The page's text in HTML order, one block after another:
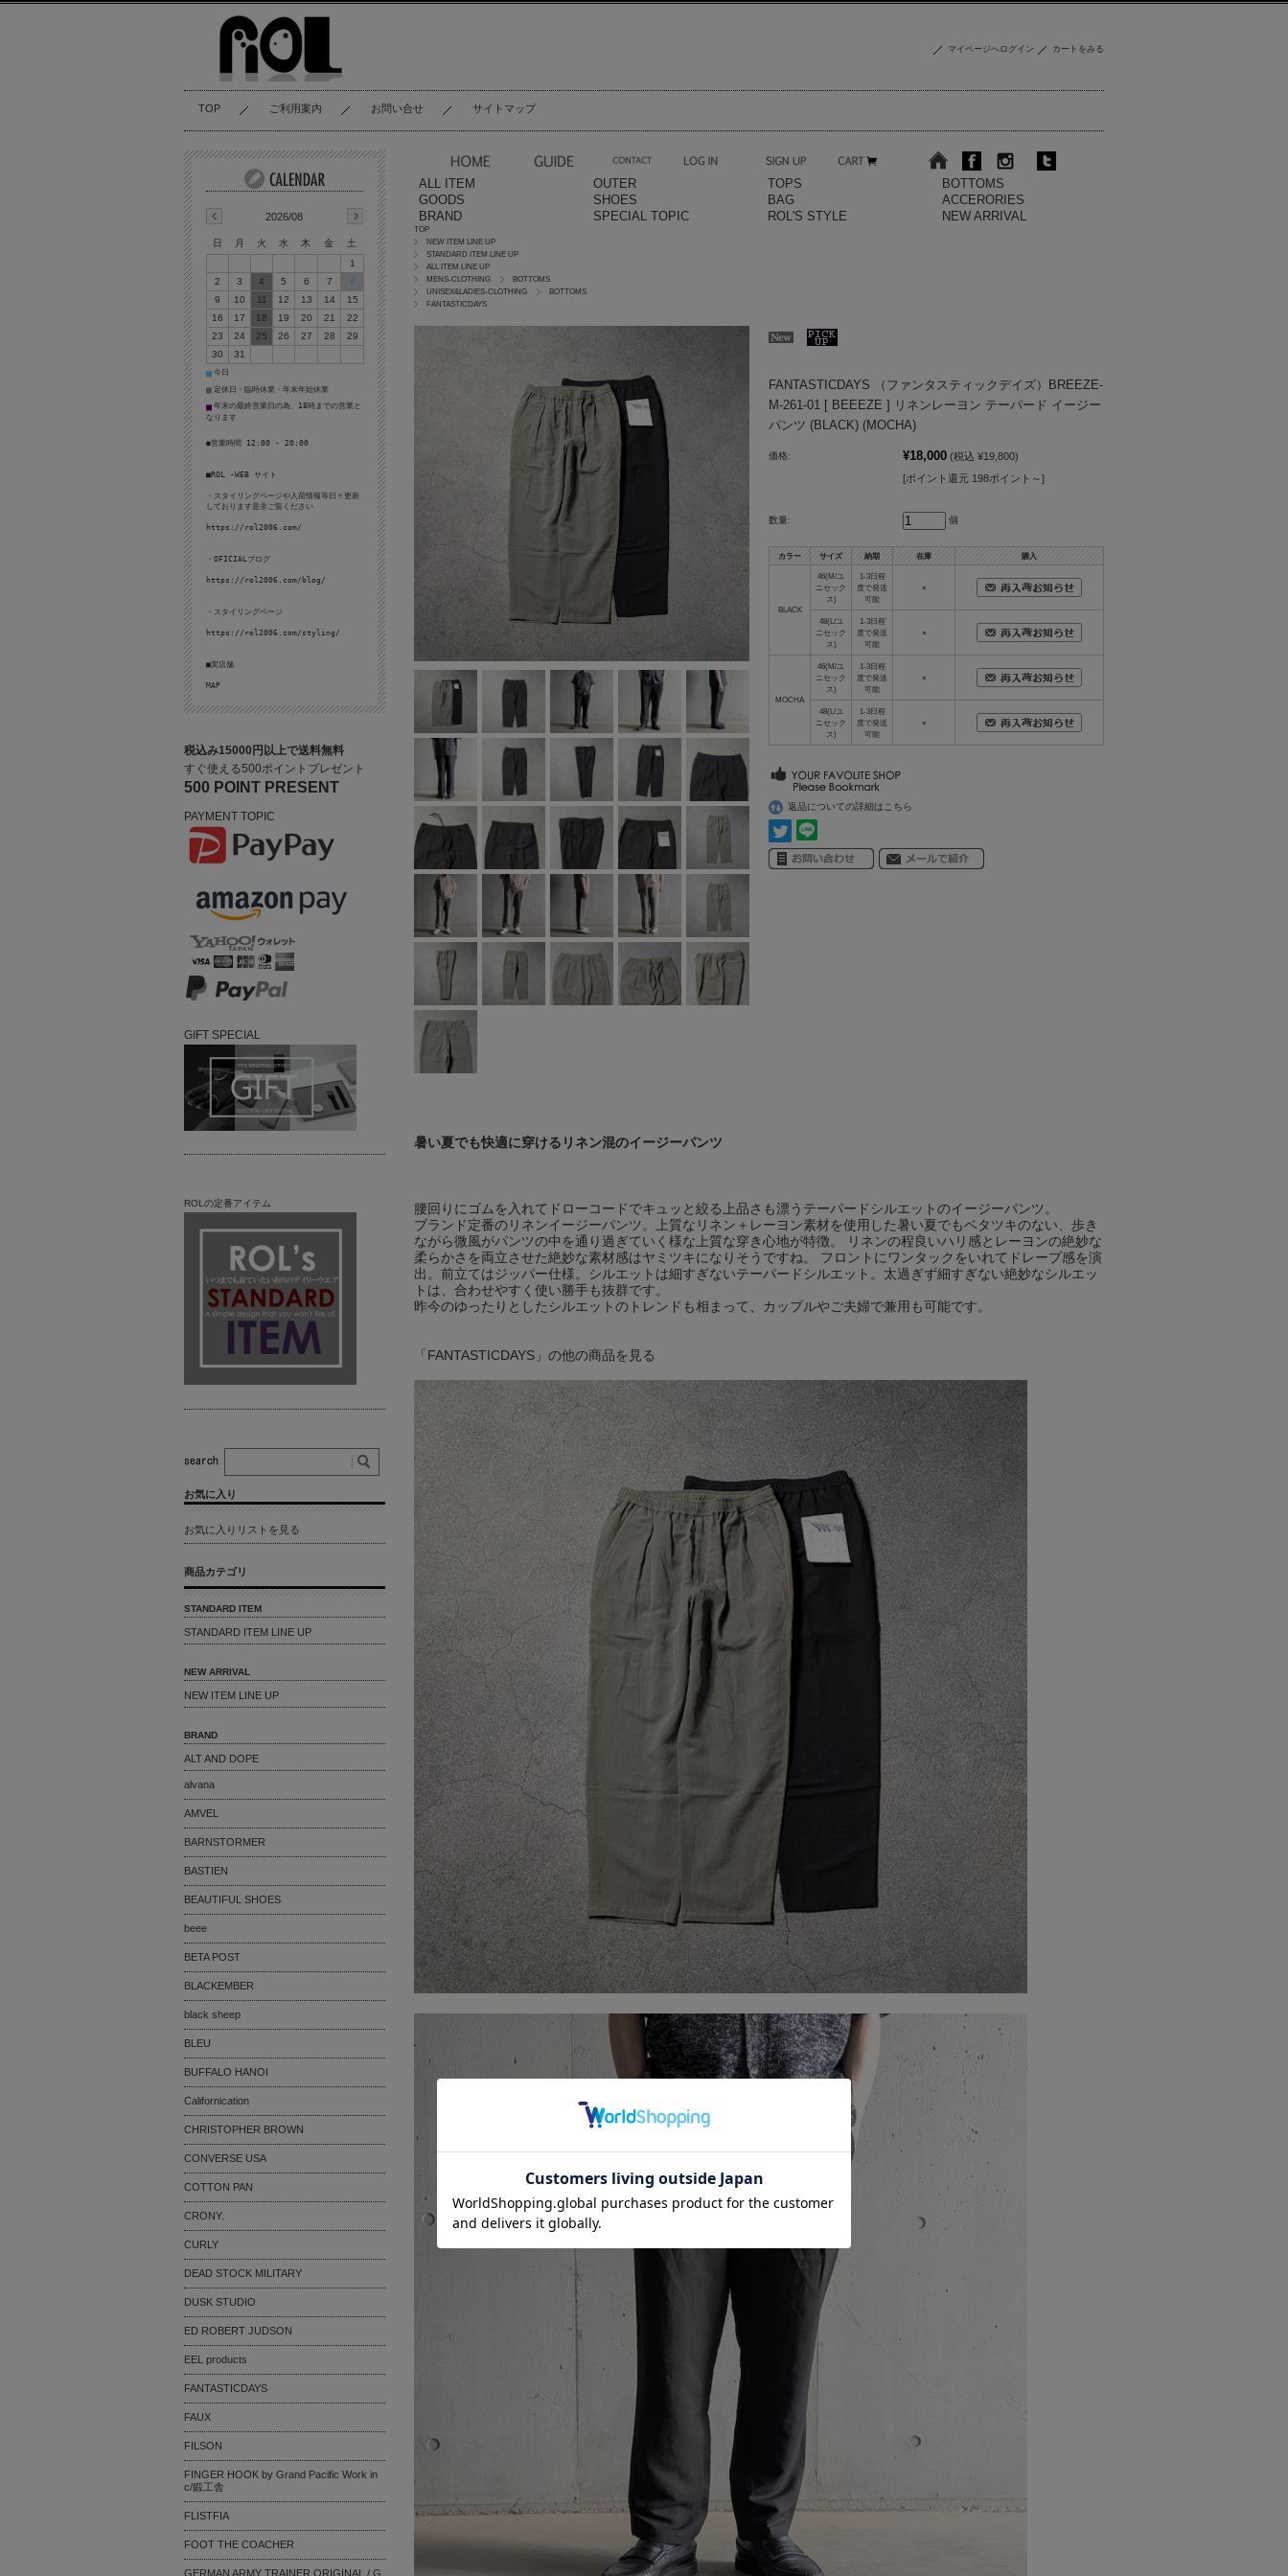
マイページへログイン カートをみる
TOP ご利用案内 お問い合せ サイトマップ
ALL ITEM OUTER TOPS
BOTTOMS
GOODS
SHOES BAG
ACCERORIES
BRAND
SPECIAL TOPIC ROL'S STYLE NEW ARRIVAL
TOP
NEW ITEM LINE UP
STANDARD ITEM LINE UP
ALL ITEM LINE UP
MENS-CLOTHING
BOTTOMS
UNISEX&LADIES-CLOTHING
BOTTOMS
FANTASTICDAYS
FANTASTICDAYS （ファンタスティックデイズ）BREEZE-
M-261-01 [ BEEEZE ] リネンレーヨン テーパード イージー
パンツ (BLACK) (MOCHA)
価格: ¥18,000 (税込 ¥19,800)
[ポイント還元 198ポイント～]
数量: 個
カラー サイズ 納期 在庫 購入
BLACK
46(M/ユ
ニセック
ス)
1-3日程
度で発送
可能
×
48(L/ユ
ニセック
ス)
1-3日程
度で発送
可能
×
MOCHA
46(M/ユ
ニセック
ス)
1-3日程
度で発送
可能
×
48(L/ユ
ニセック
ス)
1-3日程
度で発送
可能
×
返品についての詳細はこちら
暑い夏でも快適に穿けるリネン混のイージーパンツ
腰回りにゴムを入れてドローコードでキュッと絞る上品さも漂うテーパードシルエットのイージーパンツ。
ブランド定番のリネンイージーパンツ。上質なリネン＋レーヨン素材を使用した暑い夏でもベタツキのない、歩き
ながら微風がパンツの中を通り過ぎていく様な上質な穿き心地が特徴。 リネンの程良いハリ感とレーヨンの絶妙な
柔らかさを両立させた絶妙な素材感はヤミツキになりそうですね。 フロントにワンタックをいれてドレープ感を演
出。前立てはジッパー仕様。シルエットは細すぎないテーパードシルエット。太過ぎず細すぎない絶妙なシルエッ
トは、合わせやすく使い勝手も抜群です。
昨今のゆったりとしたシルエットのトレンドも相まって、カップルやご夫婦で兼用も可能です。
「FANTASTICDAYS」の他の商品を見る
2026/08
日 月 火 水 木 金
土
1
2
3 4 5 6 7
8
9
10 11 12 13 14
15
16
17 18 19 20 21
22
23
24 25 26 27 28
29
30
31
■ 今日
■ 定休日・臨時休業・年末年始休業
■ 年末の最終営業日の為、18時までの営業と
なります
●営業時間 12:00 - 20:00
■ROL -WEB サイト
・スタイリングページや入荷情報等日々更新
しております是非ご覧ください
https://rol2006.com/
・OFICIALブログ
https://rol2006.com/blog/
・スタイリングページ
https://rol2006.com/styling/
■実店舗
MAP
税込み15000円以上で送料無料
すぐ使える500ポイントプレゼント
500 POINT PRESENT
PAYMENT TOPIC
GIFT SPECIAL
ROLの定番アイテム
お気に入り
お気に入りリストを見る
商品カテゴリ
STANDARD ITEM
STANDARD ITEM LINE UP
NEW ARRIVAL
NEW ITEM LINE UP
BRAND
ALT AND DOPE
alvana
AMVEL
BARNSTORMER
BASTIEN
BEAUTIFUL SHOES
beee
BETA POST
BLACKEMBER
black sheep
BLEU
BUFFALO HANOI
Californication
CHRISTOPHER BROWN
CONVERSE USA
COTTON PAN
CRONY.
CURLY
DEAD STOCK MILITARY
DUSK STUDIO
ED ROBERT JUDSON
EEL products
FANTASTICDAYS
FAUX
FILSON
FINGER HOOK by Grand Pacific Work in
c/鍛工舎
FLISTFIA
FOOT THE COACHER
GERMAN ARMY TRAINER ORIGINAL / G